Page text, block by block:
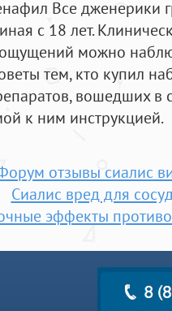
Все дженерики
с 18 лет.
ощущений можно
тем, кто купил
вошедших в
к ним инструкцией.
отзывы сиалис
Сиалис вред для
эффекты